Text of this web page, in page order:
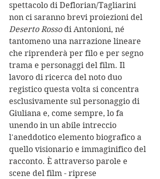
spettacolo di Deflorian/Tagliarini
non ci saranno brevi proiezioni del
Deserto Rosso di Antonioni, né
tantomeno una narrazione lineare
che riprenderà per filo e per segno
trama e personaggi del film. Il
lavoro di ricerca del noto duo
registico questa volta si concentra
esclusivamente sul personaggio di
Giuliana e, come sempre, lo fa
unendo in un abile intreccio
l'aneddotico elemento biografico a
quello visionario e immaginifico del
racconto. È attraverso parole e
scene del film - riprese